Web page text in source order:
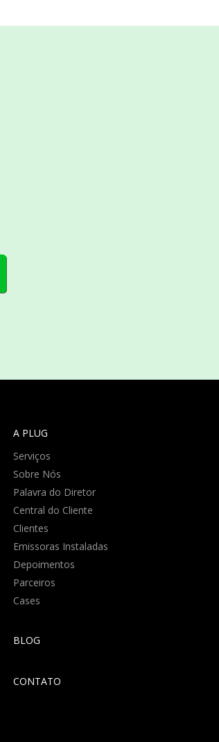
A PLUG
Serviços
Sobre Nós
Palavra do Diretor
Central do Cliente
Clientes
Emissoras Instaladas
Depoimentos
Parceiros
Cases
BLOG
CONTATO